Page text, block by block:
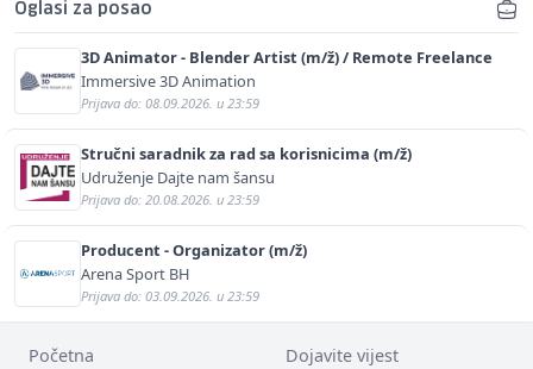
Oglasi za posao
3D Animator - Blender Artist (m/ž) / Remote Freelance
Immersive 3D Animation
Prijava do: 08.09.2026. u 23:59
Stručni saradnik za rad sa korisnicima (m/ž)
Udruženje Dajte nam šansu
Prijava do: 20.08.2026. u 23:59
Producent - Organizator (m/ž)
Arena Sport BH
Prijava do: 03.09.2026. u 23:59
Početna Dojavite vijest